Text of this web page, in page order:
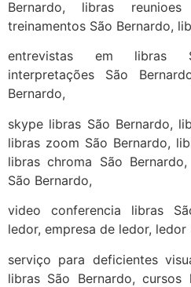
Bernardo, libras
treinamentos São Bernardo,
entrevistas em libras
interpretações São
Bernardo,
skype libras São Bernardo,
libras zoom São Bernardo,
libras chroma São
São Bernardo,
video conferencia libras
ledor, empresa de ledor, ledor
serviço para deficientes
libras São Bernardo, cursos